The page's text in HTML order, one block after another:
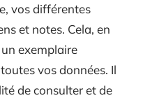
vos différentes
et notes. Cela, en
exemplaire
vos données. Il
de consulter et de